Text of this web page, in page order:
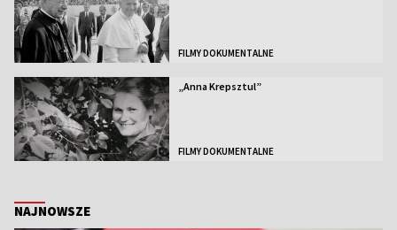
FILMY DOKUMENTALNE
„Anna Krepsztul”
FILMY DOKUMENTALNE
NAJNOWSZE